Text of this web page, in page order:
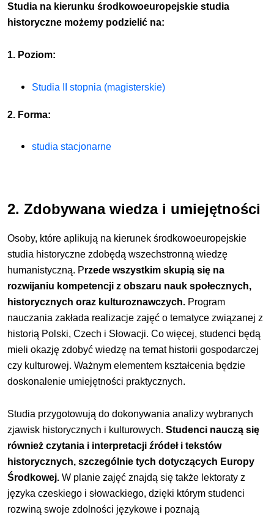
Studia na kierunku środkowoeuropejskie studia
historyczne możemy podzielić na:
1. Poziom:
Studia II stopnia (magisterskie)
2. Forma:
studia stacjonarne
2. Zdobywana wiedza i umiejętności
Osoby, które aplikują na kierunek środkowoeuropejskie
studia historyczne zdobędą wszechstronną wiedzę
humanistyczną. Przede wszystkim skupią się na
rozwijaniu kompetencji z obszaru nauk społecznych,
historycznych oraz kulturoznawczych. Program
nauczania zakłada realizacje zajęć o tematyce związanej z
historią Polski, Czech i Słowacji. Co więcej, studenci będą
mieli okazję zdobyć wiedzę na temat historii gospodarczej
czy kulturowej. Ważnym elementem kształcenia będzie
doskonalenie umiejętności praktycznych.
Studia przygotowują do dokonywania analizy wybranych
zjawisk historycznych i kulturowych.Studenci nauczą się
również czytania i interpretacji źródeł i tekstów
historycznych, szczególnie tych dotyczących Europy
Środkowej. W planie zajęć znajdą się także lektoraty z
języka czeskiego i słowackiego, dzięki którym studenci
rozwiną swoje zdolności językowe i poznają